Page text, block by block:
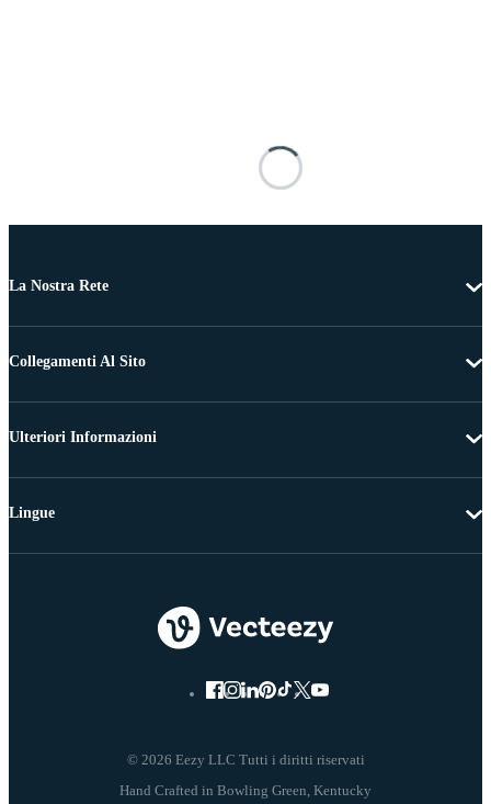
La Nostra Rete
Collegamenti Al Sito
Ulteriori Informazioni
© 2026 Eezy LLC Tutti i diritti riservati
Lingue